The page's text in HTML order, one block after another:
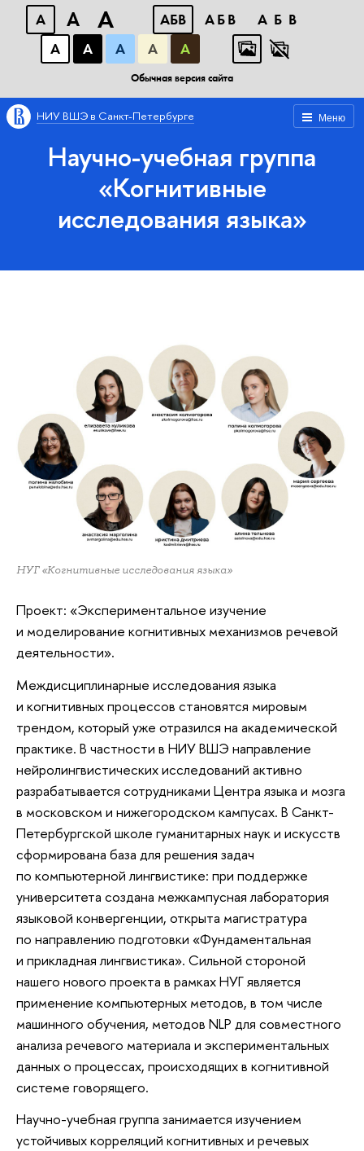
A A A АБВ АБВ
АБВ
А
А А А А
Обычная версия сайта
Меню
НИУ ВШЭ в Санкт-Петербурге
Научно-учебная группа
«Когнитивные
исследования языка»
НУГ «Когнитивные исследования языка»
Проект: «Экспериментальное изучение
и моделирование когнитивных механизмов речевой
деятельности».
Междисциплинарные исследования языка
и когнитивных процессов становятся мировым
трендом, который уже отразился на академической
практике. В частности в НИУ ВШЭ направление
нейролингвистических исследований активно
разрабатывается сотрудниками Центра языка и мозга
в московском и нижегородском кампусах. В Санкт-
Петербургской школе гуманитарных наук и искусств
сформирована база для решения задач
по компьютерной лингвистике: при поддержке
университета создана межкампусная лаборатория
языковой конвергенции, открыта магистратура
по направлению подготовки «Фундаментальная
и прикладная лингвистика». Сильной стороной
нашего нового проекта в рамках НУГ является
применение компьютерных методов, в том числе
машинного обучения, методов NLP для совместного
анализа речевого материала и экспериментальных
данных о процессах, происходящих в когнитивной
системе говорящего.
Научно-учебная группа занимается изучением
устойчивых корреляций когнитивных и речевых